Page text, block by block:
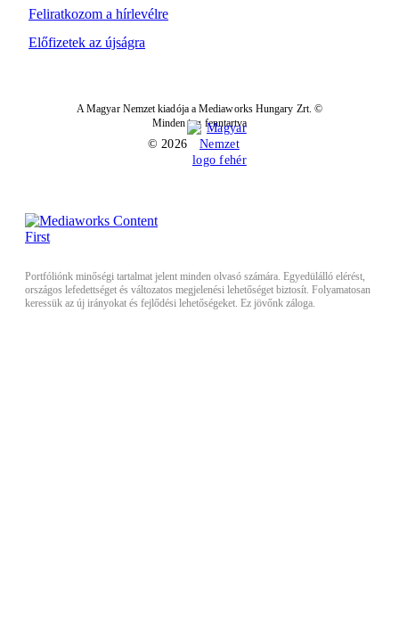
Feliratkozom a hírlevélre
Előfizetek az újságra
A Magyar Nemzet kiadója a Mediaworks Hungary Zrt. ©
Minden jog fenntartva
© 2026
Portfóliónk minőségi tartalmat jelent minden olvasó számára. Egyedülálló elérést,
országos lefedettséget és változatos megjelenési lehetőséget biztosít. Folyamatosan
keressük az új irányokat és fejlődési lehetőségeket. Ez jövőnk záloga.